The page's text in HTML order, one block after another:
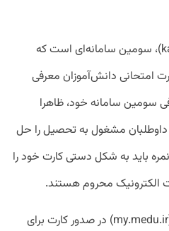
سامانه کارت مدیو (kart.medu.ir)، سومین سامانه‌ای است که
امتحانی دانش‌آموزان معرفی
سومین سامانه خود، ظاهرا
مشغول به تحصیل را حل
باید به شکل دستی کارت خود را
الکترونیک محروم هستند.
پیش از این، سامانه مای مدیو (my.medu.ir) در صدور کارت برای